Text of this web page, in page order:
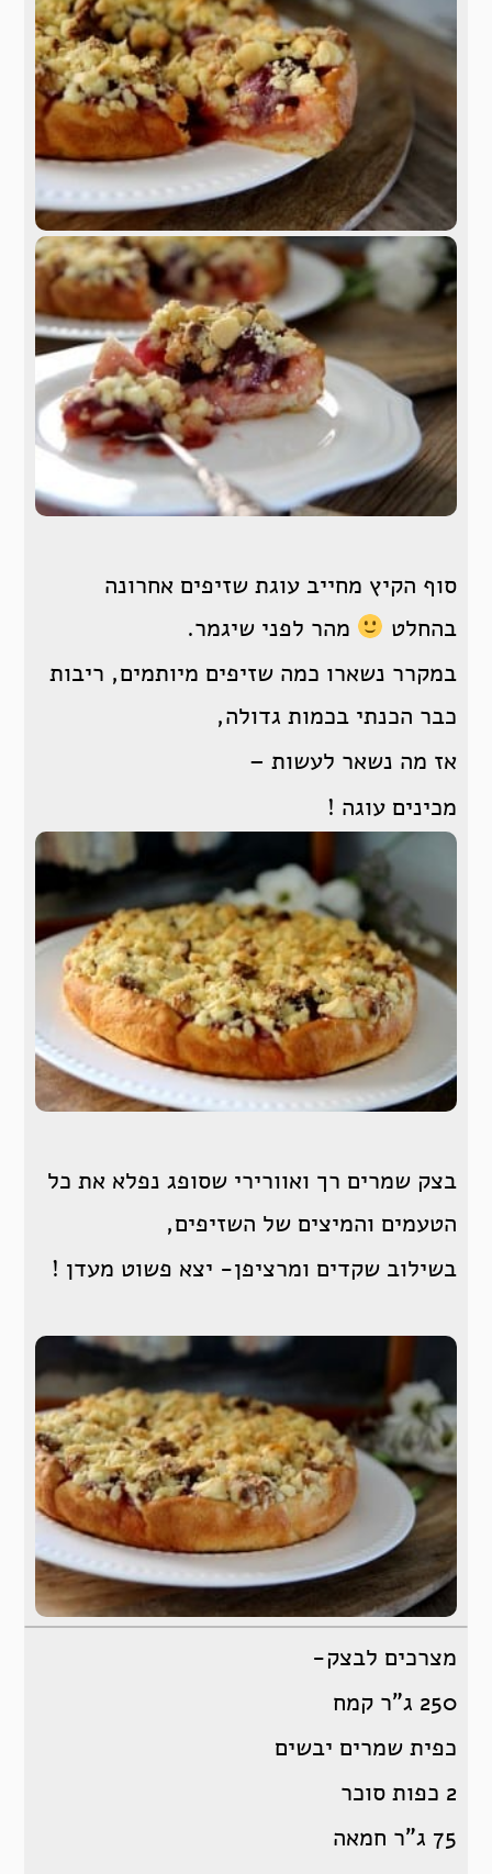
סוף הקיץ מחייב עוגת שזיפים אחרונה
בהחלט
מהר לפני שיגמר.
במקרר נשארו כמה שזיפים מיותמים, ריבות
כבר הכנתי בכמות גדולה,
אז מה נשאר לעשות –
מכינים עוגה !
בצק שמרים רך ואוורירי שסופג נפלא את כל
הטעמים והמיצים של השזיפים,
בשילוב שקדים ומרציפן- יצא פשוט מעדן !
מצרכים לבצק-
250 ג”ר קמח
כפית שמרים יבשים
2 כפות סוכר
75 ג”ר חמאה